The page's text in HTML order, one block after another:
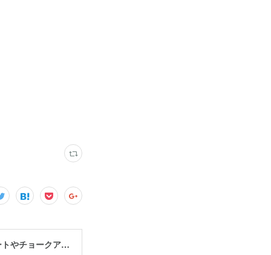
宮古島で思い出・お土産作るなら、宮古島思い出アート。人気のボディアートやチョークアート、海レジンアート体験が楽しめます！